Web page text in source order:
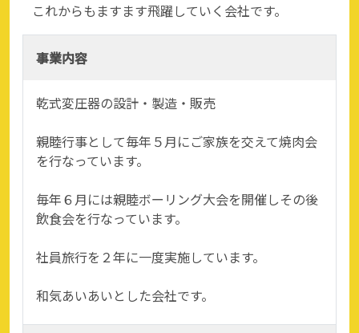
これからもますます飛躍していく会社です。
事業内容
乾式変圧器の設計・製造・販売
親睦行事として毎年５月にご家族を交えて焼肉会
を行なっています。
毎年６月には親睦ボーリング大会を開催しその後
飲食会を行なっています。
社員旅行を２年に一度実施しています。
和気あいあいとした会社です。